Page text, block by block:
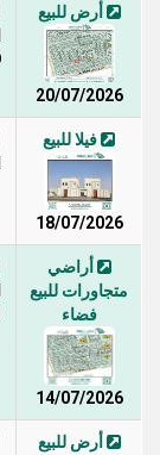
أرض للبيع
20/07/2026
فيلا للبيع
18/07/2026
أراضي
متجاورات للبيع
فضاء
14/07/2026
أرض للبيع